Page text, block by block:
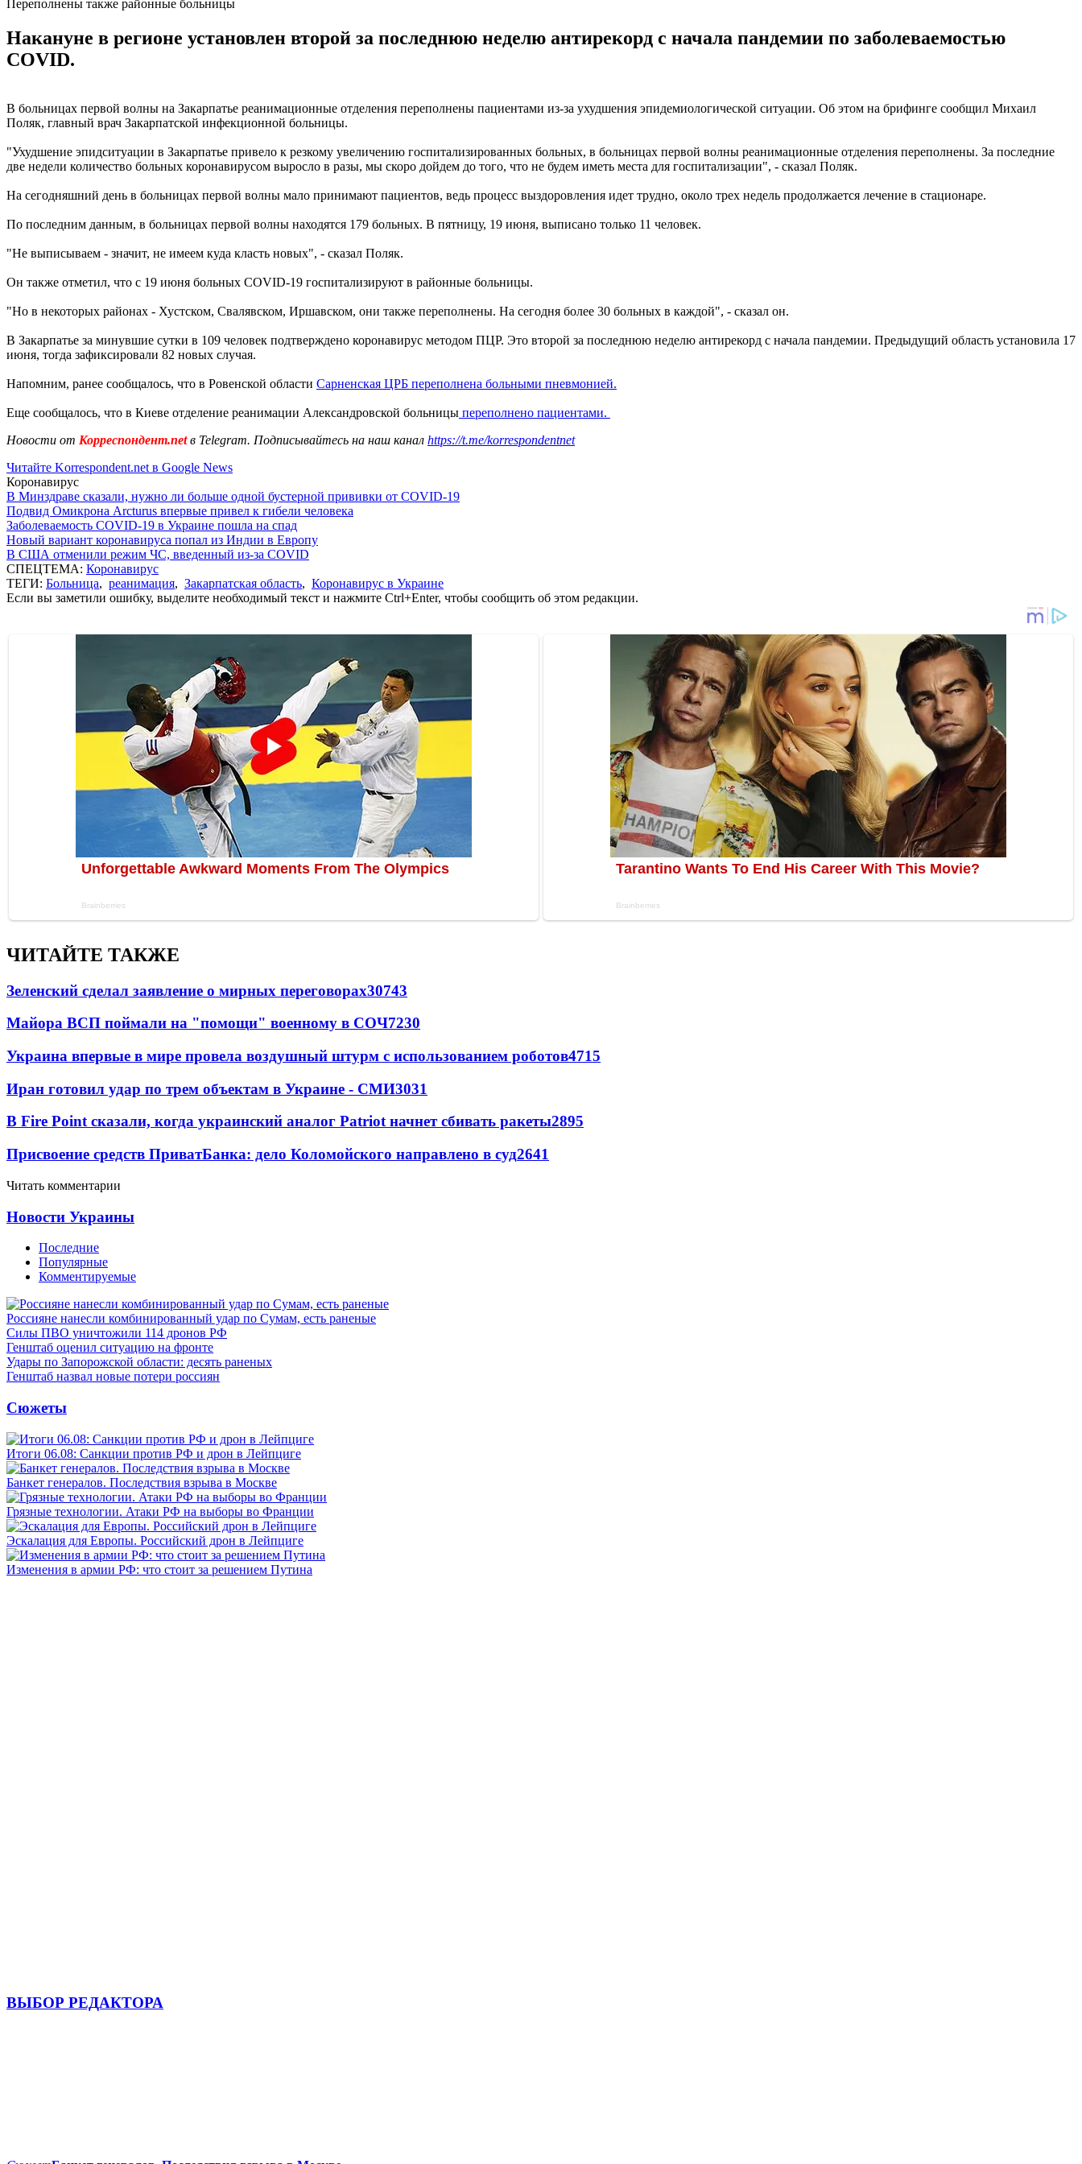
Переполнены также районные больницы
Накануне в регионе установлен второй за последнюю неделю антирекорд с начала пандемии по заболеваемостью
COVID.
В больницах первой волны на Закарпатье реанимационные отделения переполнены пациентами из-за ухудшения эпидемиологической ситуации. Об этом на брифинге сообщил Михаил
Поляк, главный врач Закарпатской инфекционной больницы.
"Ухудшение эпидситуации в Закарпатье привело к резкому увеличению госпитализированных больных, в больницах первой волны реанимационные отделения переполнены. За последние
две недели количество больных коронавирусом выросло в разы, мы скоро дойдем до того, что не будем иметь места для госпитализации", - сказал Поляк.
На сегодняшний день в больницах первой волны мало принимают пациентов, ведь процесс выздоровления идет трудно, около трех недель продолжается лечение в стационаре.
По последним данным, в больницах первой волны находятся 179 больных. В пятницу, 19 июня, выписано только 11 человек.
"Не выписываем - значит, не имеем куда класть новых", - сказал Поляк.
Он также отметил, что с 19 июня больных COVID-19 госпитализируют в районные больницы.
"Но в некоторых районах - Хустском, Свалявском, Иршавском, они также переполнены. На сегодня более 30 больных в каждой", - сказал он.
В Закарпатье за ​​минувшие сутки в 109 человек подтверждено коронавирус методом ПЦР. Это второй за последнюю неделю антирекорд с начала пандемии. Предыдущий область установила 17
июня, тогда зафиксировали 82 новых случая.
Напомним, ранее сообщалось, что в Ровенской области Сарненская ЦРБ переполнена больными пневмонией.
Еще сообщалось, что в Киеве отделение реанимации Александровской больницы переполнено пациентами.
Новости от Корреспондент.netв Telegram. Подписывайтесь на наш канал https://t.me/korrespondentnet
Читайте Korrespondent.net в Google News
Коронавирус
В Минздраве сказали, нужно ли больше одной бустерной прививки от COVID-19
Подвид Омикрона Arcturus впервые привел к гибели человека
Заболеваемость COVID-19 в Украине пошла на спад
Новый вариант коронавируса попал из Индии в Европу
В США отменили режим ЧС, введенный из-за COVID
СПЕЦТЕМА: Коронавирус
ТЕГИ: Больница, реанимация, Закарпатская область, Коронавирус в Украине
Если вы заметили ошибку, выделите необходимый текст и нажмите Ctrl+Enter, чтобы сообщить об этом редакции.
ЧИТАЙТЕ ТАКЖЕ
Зеленский сделал заявление о мирных переговорах30743
Майора ВСП поймали на "помощи" военному в СОЧ7230
Украина впервые в мире провела воздушный штурм с использованием роботов4715
Иран готовил удар по трем объектам в Украине - СМИ3031
В Fire Point сказали, когда украинский аналог Patriot начнет сбивать ракеты2895
Присвоение средств ПриватБанка: дело Коломойского направлено в суд2641
Читать комментарии
Новости Украины
Последние
Популярные
Комментируемые
Россияне нанесли комбинированный удар по Сумам, есть раненые
Силы ПВО уничтожили 114 дронов РФ
Генштаб оценил ситуацию на фронте
Удары по Запорожской области: десять раненых
Генштаб назвал новые потери россиян
Сюжеты
Итоги 06.08: Санкции против РФ и дрон в Лейпциге
Банкет генералов. Последствия взрыва в Москве
Грязные технологии. Атаки РФ на выборы во Франции
Эскалация для Европы. Российский дрон в Лейпциге
Изменения в армии РФ: что стоит за решением Путина
ВЫБОР РЕДАКТОРА